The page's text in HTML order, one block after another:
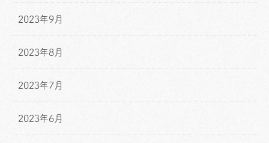
2023年9月
2023年8月
2023年7月
2023年6月